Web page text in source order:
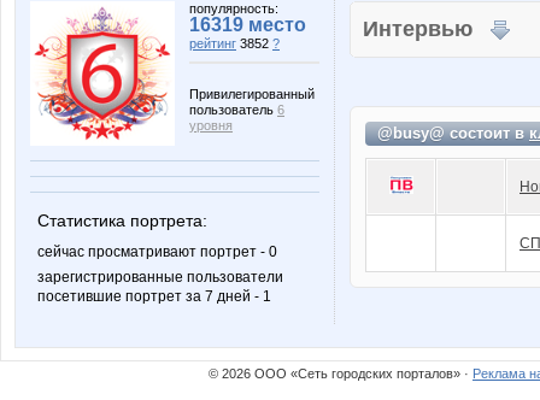
популярность:
16319 место
рейтинг 3852 ?
Привилегированный
пользователь 6
уровня
Статистика портрета:
сейчас просматривают портрет - 0
зарегистрированные пользователи
посетившие портрет за 7 дней - 1
Интервью
@busy@ состоит в
© 2026 ООО «Сеть городских порталов» · Реклама